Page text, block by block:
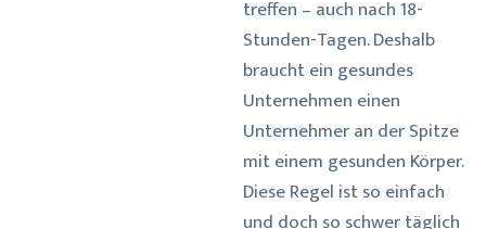
treffen – auch nach 18-
Stunden-Tagen. Deshalb
braucht ein gesundes
Unternehmen einen
Unternehmer an der Spitze
mit einem gesunden Körper.
Diese Regel ist so einfach
und doch so schwer täglich